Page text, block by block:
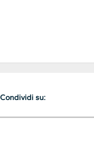
Condividi su: